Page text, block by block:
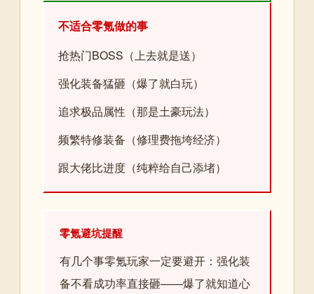
不适合零氪做的事
抢热门BOSS（上去就是送）
强化装备猛砸（爆了就白玩）
追求极品属性（那是土豪玩法）
频繁特修装备（修理费拖垮经济）
跟大佬比进度（纯粹给自己添堵）
零氪避坑提醒
有几个事零氪玩家一定要避开：强化装
备不看成功率直接砸——爆了就知道心